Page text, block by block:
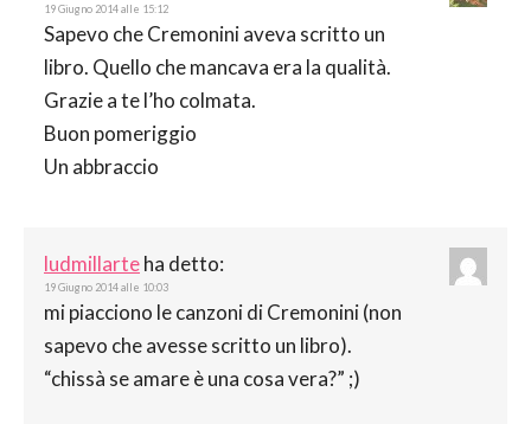
19 Giugno 2014 alle 15:12
Sapevo che Cremonini aveva scritto un
libro. Quello che mancava era la qualità.
Grazie a te l’ho colmata.
Buon pomeriggio
Un abbraccio
ludmillarteha detto:
19 Giugno 2014 alle 10:03
mi piacciono le canzoni di Cremonini (non
sapevo che avesse scritto un libro).
“chissà se amare è una cosa vera?” ;)